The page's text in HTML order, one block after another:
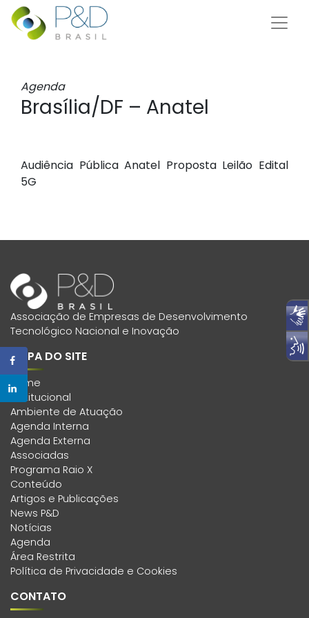
Agenda
Brasília/DF – Anatel
Audiência Pública Anatel Proposta Leilão Edital
5G
Associação de Empresas de Desenvolvimento
Tecnológico Nacional e Inovação
MAPA DO SITE
Home
Institucional
Ambiente de Atuação
Agenda Interna
Agenda Externa
Associadas
Programa Raio X
Conteúdo
Artigos e Publicações
News P&D
Notícias
Agenda
Área Restrita
Política de Privacidade e Cookies
CONTATO